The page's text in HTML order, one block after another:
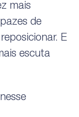
mais
de
E
escuta